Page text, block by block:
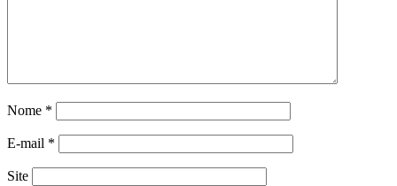
Nome *
E-mail *
Site